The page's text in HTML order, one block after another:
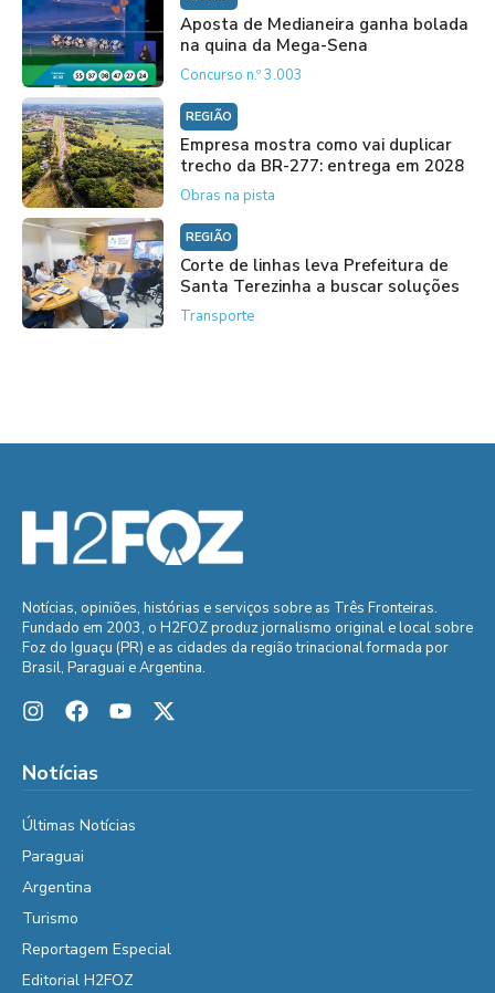
Aposta de Medianeira ganha bolada
na quina da Mega-Sena
Concurso n.º 3.003
REGIÃO
Empresa mostra como vai duplicar
trecho da BR-277: entrega em 2028
Obras na pista
REGIÃO
Corte de linhas leva Prefeitura de
Santa Terezinha a buscar soluções
Transporte
Notícias, opiniões, histórias e serviços sobre as Três Fronteiras.
Fundado em 2003, o H2FOZ produz jornalismo original e local sobre
Foz do Iguaçu (PR) e as cidades da região trinacional formada por
Brasil, Paraguai e Argentina.
Notícias
Últimas Notícias
Paraguai
Argentina
Turismo
Reportagem Especial
Editorial H2FOZ